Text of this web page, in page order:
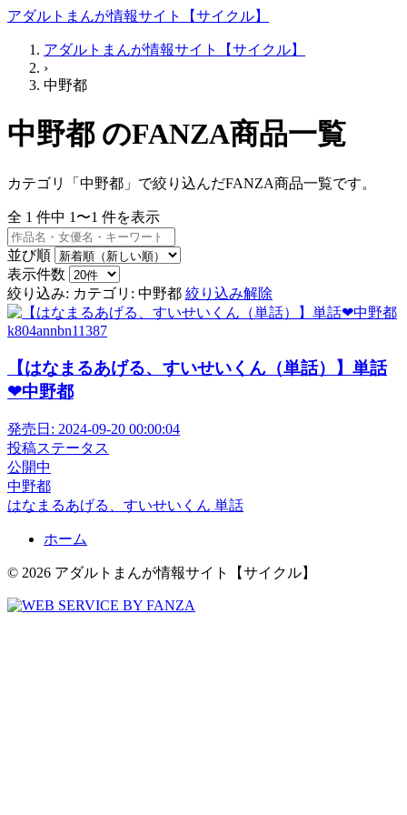
アダルトまんが情報サイト【サイクル】
アダルトまんが情報サイト【サイクル】
›
中野都
中野都 のFANZA商品一覧
カテゴリ「中野都」で絞り込んだFANZA商品一覧です。
全 1 件中 1〜1 件を表示
並び順
表示件数
絞り込み: カテゴリ: 中野都 絞り込み解除
k804annbn11387
【はなまるあげる、すいせいくん（単話）】単話
❤中野都
発売日: 2024-09-20 00:00:04
投稿ステータス
公開中
中野都
はなまるあげる、すいせいくん 単話
ホーム
© 2026 アダルトまんが情報サイト【サイクル】